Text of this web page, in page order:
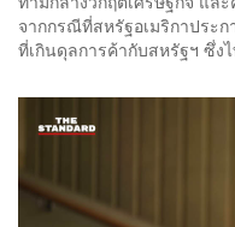
จากกรณีที่สหรัฐอเมริกาประ
ที่เกินดุลการค้ากับสหรัฐฯ ซึ่ง